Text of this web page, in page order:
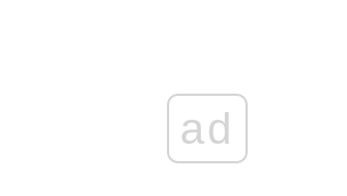
ad